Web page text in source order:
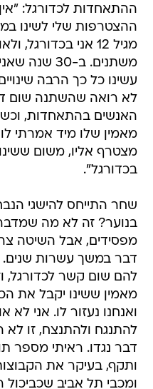
ההתאחדות לכדורגל:
ההצטרפות שלי לשינו
מגיל 12 אני
משתנים. ב-
עשינו כל כך הרבה
לא רואה שהשתנה שום
האנשים בהתאחדות,
מאמין שלו מיד אמרתי
מצטרף אליו, משום
בכדורגל".
שחר התייחס להישגי
בנוער? זה לא מה
מפסידים, אבל השיטה
דבר במשך עשרות שנים.
להם שום קשר לכדורגל,
מאמין ששינו יקבל את
ואנחנו נעזור לו. אני
להתנגח ולהתנצח, זו לא
דבר נגדו. ראיתי מספר
ותקף, בעיקר את
ומכבי תל אביב